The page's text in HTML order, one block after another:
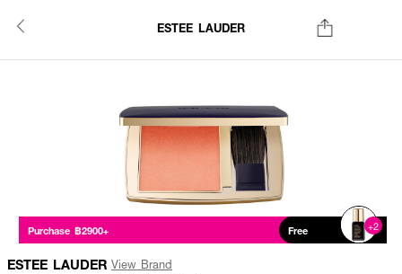
ESTEE LAUDER
Purchase ฿2900+ Free +2
ESTEE LAUDER View Brand